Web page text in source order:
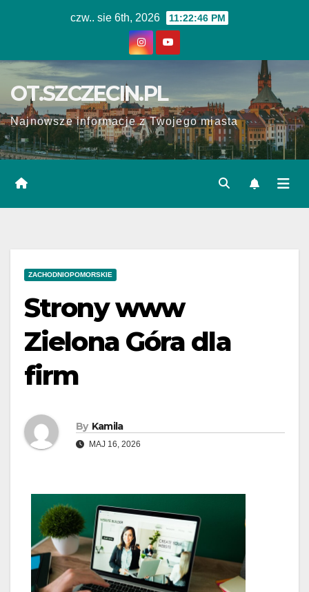
czw.. sie 6th, 2026 11:22:46 PM
OT.SZCZECIN.PL
Najnowsze informacje z Twojego miasta
ZACHODNIOPOMORSKIE
Strony www
Zielona Góra dla
firm
By Kamila
MAJ 16, 2026